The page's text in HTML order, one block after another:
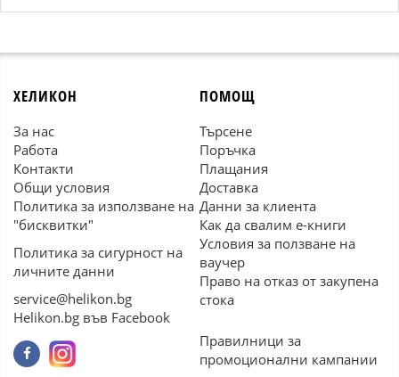
ХЕЛИКОН
За нас
Работа
Контакти
Общи условия
Политика за използване на
"бисквитки"
Политика за сигурност на
личните данни
service@helikon.bg
Helikon.bg във Facebook
ПОМОЩ
Търсене
Поръчка
Плащания
Доставка
Данни за клиента
Как да свалим е-книги
Условия за ползване на
ваучер
Право на отказ от закупена
стока
Правилници за
промоционални кампании